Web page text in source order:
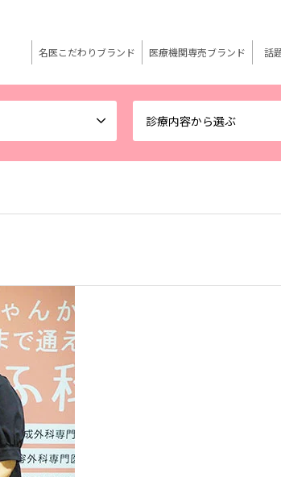
診療内容から選ぶ
名医こだわりブランド 医療機関専売ブランド 話